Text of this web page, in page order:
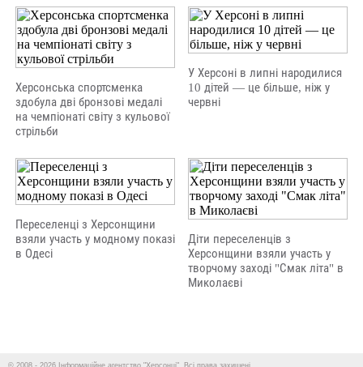
Херсонська спортсменка
здобула дві бронзові медалі
на чемпіонаті світу з кульової
стрільби
У Херсоні в липні народилися
10 дітей — це більше, ніж у
червні
Переселенці з Херсонщини
взяли участь у модному показі
в Одесі
Діти переселенців з
Херсонщини взяли участь у
творчому заході "Смак літа" в
Миколаєві
© 2008 - 2026 Інформаційне агентство "Херсонці". Всі права захищені.